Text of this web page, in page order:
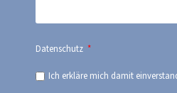
Datenschutz
Ich erkläre mich damit